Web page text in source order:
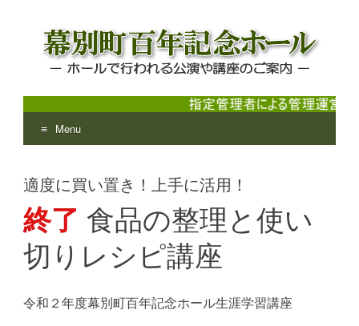
幕別町百年記念ホール
ホールで行われる公演や講座のご案内
Menu
to
content
適度に買い置き！上手に活用！
終了 食品の整理と使い
切りレシピ講座
令和２年度幕別町百年記念ホール生涯学習講座